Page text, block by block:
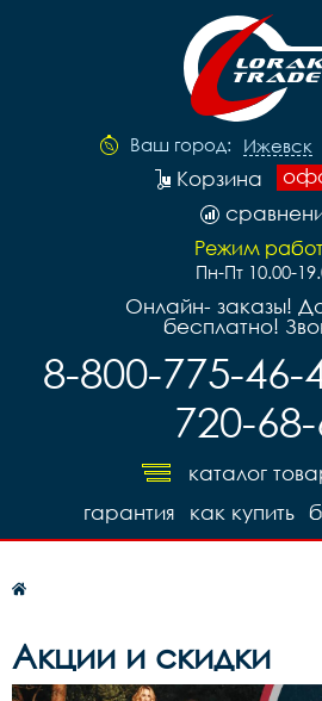
Ваш город: Ижевск
Корзина
Режим
Пн-Пт 10.00-
Онлайн- заказы!
бесплатно!
8-800-775-46-
720-
каталог
как купить
гарантия
Акции и скидки